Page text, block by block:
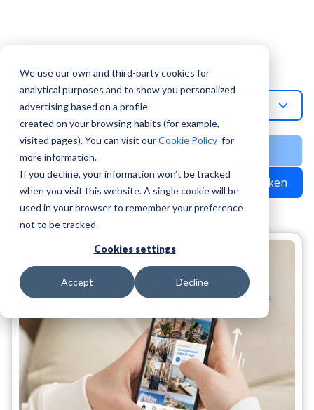
We use our own and third-party cookies for
analytical purposes and to show you personalized
advertising based on a profile
created on your browsing habits (for example,
visited pages). You can visit ourCookie Policy for
more information.
If you decline, your information won’t be tracked
when you visit this website. A single cookie will be
used in your browser to remember your preference
not to be tracked.
Cookies settings
Accept Decline
Working Abroad
Working-Abroad
Zoeken